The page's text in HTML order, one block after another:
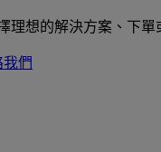
理想的解決方案、下單
們